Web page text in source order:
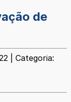
de
| Categoria: